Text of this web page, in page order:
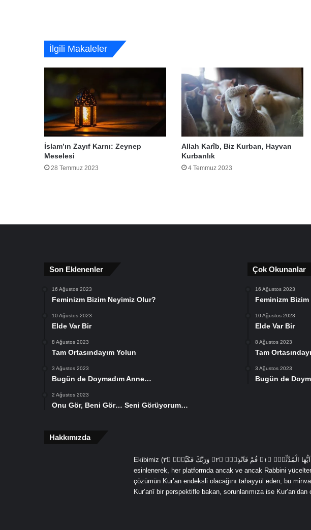
İlgili Makaleler
İslam’ın Zayıf Karnı: Zeynep
Meselesi
28 Temmuz 2023
Allah Karîb, Biz Kurban, Hayvan
Kurbanlık
4 Temmuz 2023
Son Eklenenler
16 Ağustos 2023
Feminizm Bizim Neyimiz Olur?
10 Ağustos 2023
Elde Var Bir
8 Ağustos 2023
Tam Ortasındayım Yolun
3 Ağustos 2023
Bugün de Doymadım Anne…
2 Ağustos 2023
Onu Gör, Beni Gör… Seni Görüyorum…
Çok Okunanlar
16 Ağustos 2023
Feminizm
10 Ağustos 2023
Elde Var Bir
8 Ağustos 2023
Tam
3 Ağustos 2023
Bugün de
Hakkımızda
Ekibimiz (يَٓا اَيُّهَا الْمُدَّثِّرُۙ ﴿١﴾ قُمْ فَاَنْذِرْۙ ﴿٢﴾ وَرَبَّكَ فَكَبِّرْۙ ﴿٣ (Ey örtünüp bürünen, Kalk ve uyar, Sadece Rabbini yücelt) âyetlerinden
esinlenerek, her platformda ancak ve ancak Rabbini
çözümün Kur’an endeksli olacağını tahayyül eden, bu
Kur’anî bir perspektifle bakan, sorunlarımıza ise